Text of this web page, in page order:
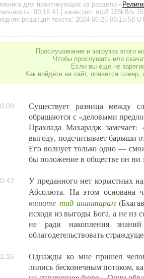
для практикующих из раздела «
00:16:41 | качество: mp3 128kB/s
редакция текста: 2024-06-25 06:15:58
Прослушивание и загрузка этого
Чтобы прослушать или
Если вы еще не
Как войдёте на сайт, появится
Существует разница между
обращаются с «деловыми
Прахлада Махарадж
выгоду, подсчитывает барыши
Его волнует только одно —
бы положение в обществе он ни
У преданного нет корыстных
Абсолюта. На этом основана
вишате тад анантарам
исходя из выгоды Бога, а не из
не ради накопления
облагодетельствовать
Однажды ко мне пришел
лились бесконечным потоком,